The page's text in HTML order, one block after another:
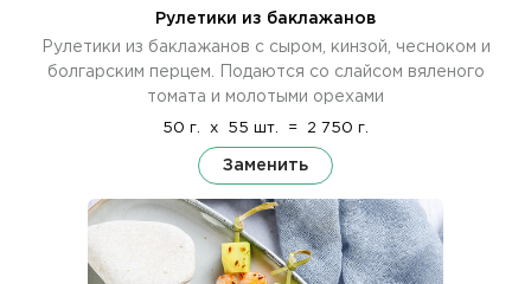
Рулетики из баклажанов
Рулетики из баклажанов с сыром, кинзой, чесноком и
болгарским перцем. Подаются со слайсом вяленого
томата и молотыми орехами
50 г. x 55 шт. = 2 750 г.
Заменить